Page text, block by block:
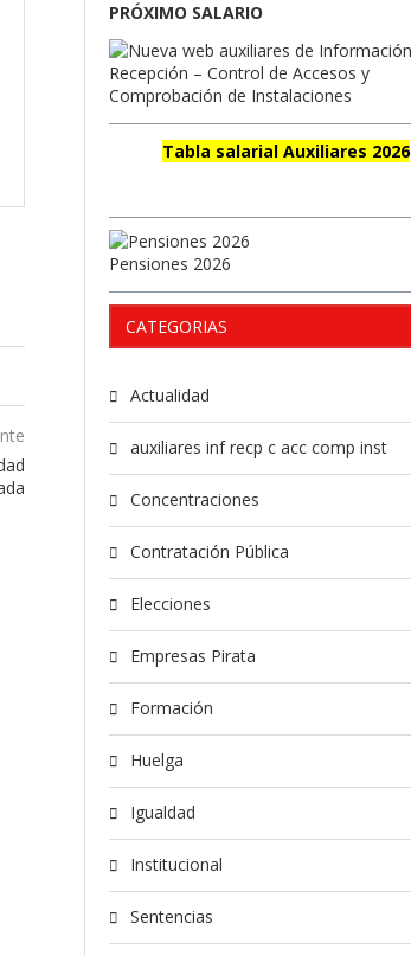
PRÓXIMO SALARIO
Tabla salarial Auxiliares 2026
Pensiones 2026
CATEGORIAS
Actualidad
auxiliares inf recp c acc comp inst
Concentraciones
Contratación Pública
Elecciones
Empresas Pirata
Formación
Huelga
Igualdad
Institucional
Sentencias